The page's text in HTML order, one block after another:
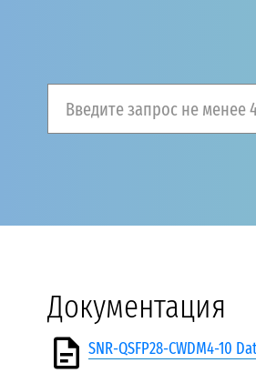
Введите запрос не
Документация
SNR-QSFP28-CWDM4-10